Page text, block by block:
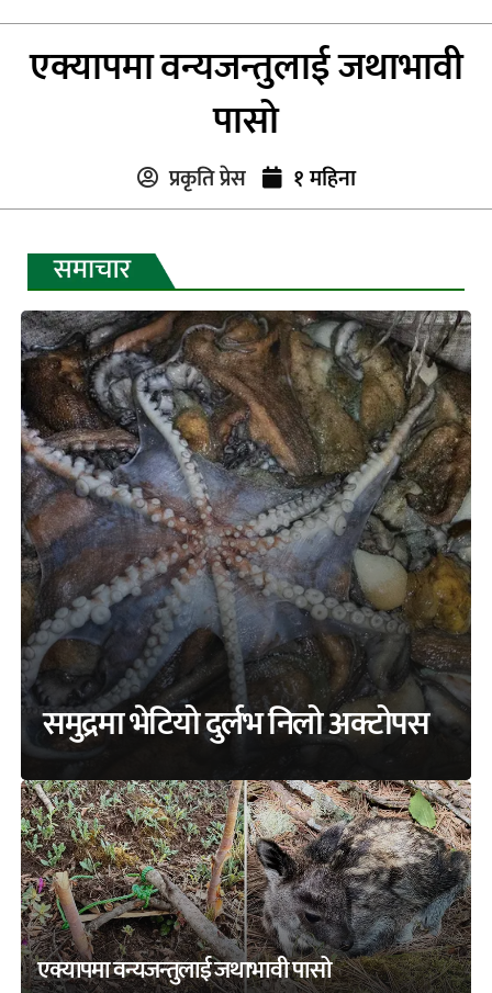
एक्यापमा वन्यजन्तुलाई जथाभावी
पासो
प्रकृति प्रेस १ महिना
समुद्रमा भेटियो दुर्लभ निलो अक्टोपस
एक्यापमा वन्यजन्तुलाई जथाभावी पासो